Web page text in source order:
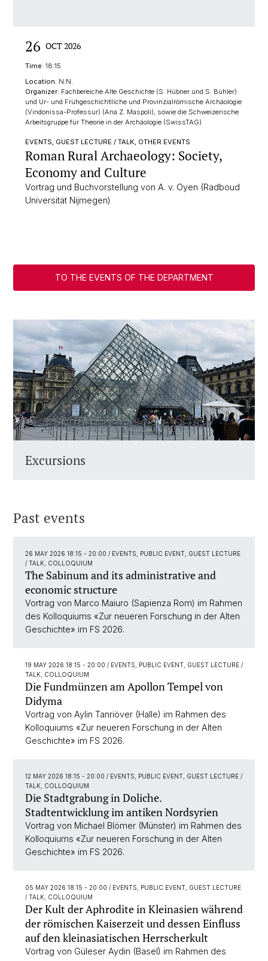
26 OCT 2026
Time: 18:15
Location: N.N.
Organizer: Fachbereiche Alte Geschichte (S. Hübner und S. Bühler)
und Ur- und Frühgeschichtlliche und Provinzialrömische Archäologie
(Vindonissa-Professur) (Ana Z. Maspoli), sowie die Schweizerische
Arbeitsgruppe für Theorie in der Archäologie (SwissTAG)
EVENTS, GUEST LECTURE / TALK, OTHER EVENTS
Roman Rural Archaeology: Society,
Economy and Culture
Vortrag und Buchvorstellung von A. v. Oyen (Radboud
Universität Nijmegen)
TO THE EVENTS OF THE DEPARTMENT
Excursions
Past events
26 MAY 2026 18:15 - 20:00 / EVENTS, PUBLIC EVENT, GUEST LECTURE
/ TALK, COLLOQUIUM
The Sabinum and its administrative and
economic structure
Vortrag von Marco Maiuro (Sapienza Rom) im Rahmen
des Kolloquiums «Zur neueren Forschung in der Alten
Geschichte» im FS 2026.
19 MAY 2026 18:15 - 20:00 / EVENTS, PUBLIC EVENT, GUEST LECTURE /
TALK, COLLOQUIUM
Die Fundmünzen am Apollon Tempel von
Didyma
Vortrag von Aylin Tanriöver (Halle) im Rahmen des
Kolloquiums «Zur neueren Forschung in der Alten
Geschichte» im FS 2026.
12 MAY 2026 18:15 - 20:00 / EVENTS, PUBLIC EVENT, GUEST LECTURE /
TALK, COLLOQUIUM
Die Stadtgrabung in Doliche.
Stadtentwicklung im antiken Nordsyrien
Vortrag von Michael Blömer (Münster) im Rahmen des
Kolloquiums «Zur neueren Forschung in der Alten
Geschichte» im FS 2026.
05 MAY 2026 18:15 - 20:00 / EVENTS, PUBLIC EVENT, GUEST LECTURE
/ TALK, COLLOQUIUM
Der Kult der Aphrodite in Kleinasien während
der römischen Kaiserzeit und dessen Einfluss
auf den kleinasiatischen Herrscherkult
Vortrag von Güleser Aydin (Basel) im Rahmen des